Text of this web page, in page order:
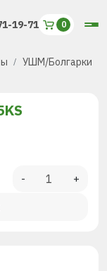
19-71
УШМ/Болгарки
- +